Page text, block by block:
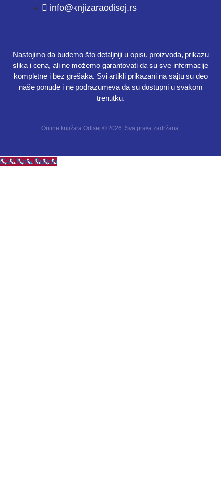
info@knjizaraodisej.rs
Nastojimo da budemo što detaljniji u opisu proizvoda, prikazu
slika i cena, ali ne možemo garantovati da su sve informacije
kompletne i bez grešaka. Svi artikli prikazani na sajtu su deo
naše ponude i ne podrazumeva da su dostupni u svakom
trenutku.
Online knjižara Odisej © 2026. Sva prava zadržana.
Call Now Button